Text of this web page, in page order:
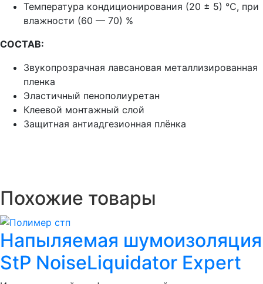
Температура кондиционирования (20 ± 5) °C, при
влажности (60 — 70) %
СОСТАВ:
Звукопрозрачная лавсановая металлизированная
пленка
Эластичный пенополиуретан
Клеевой монтажный слой
Защитная антиадгезионная плёнка
Похожие товары
Напыляемая шумоизоляция
StP NoiseLiquidator Expert